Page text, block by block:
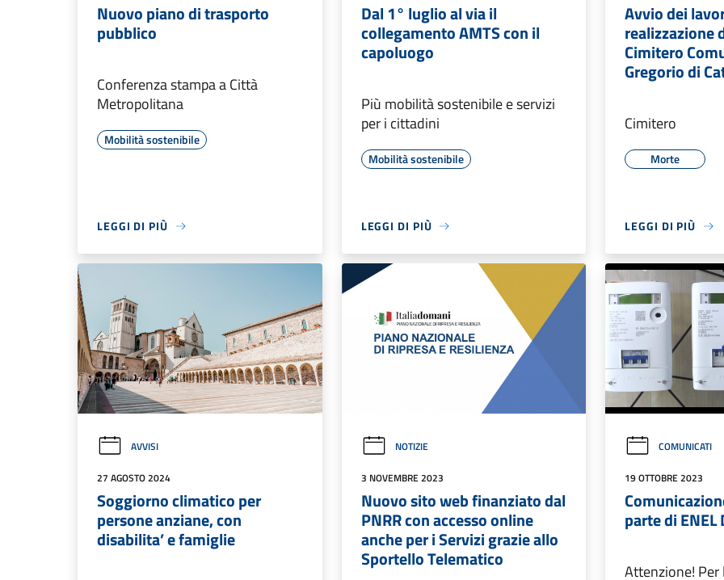
Nuovo piano di trasporto
pubblico
Conferenza stampa a Città
Metropolitana
Mobilità sostenibile
LEGGI DI PIÙ
Dal 1° luglio al via il
collegamento AMTS con il
capoluogo
Più mobilità sostenibile e servizi
per i cittadini
Mobilità sostenibile
LEGGI DI PIÙ
Avvio dei
realizzazione
Cimitero
Gregorio di
Cimitero
Morte
LEGGI DI PIÙ
AVVISI
27 AGOSTO 2024
Soggiorno climatico per
persone anziane, con
disabilita’ e famiglie
NOTIZIE
3 NOVEMBRE 2023
Nuovo sito web finanziato dal
PNRR con accesso online
anche per i Servizi grazie allo
Sportello Telematico
COMUNICATI
19 OTTOBRE 2023
parte di
Attenzione! Per